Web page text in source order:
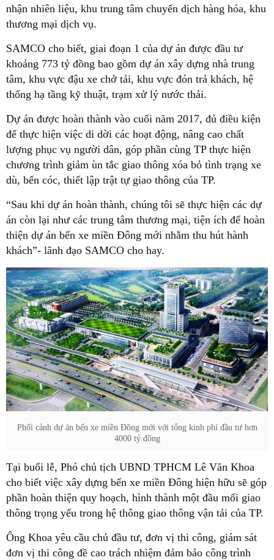
nhận nhiên liệu, khu trung tâm chuyển dịch hàng hóa, khu
thương mại dịch vụ.
SAMCO cho biết, giai đoạn 1 của dự án được đầu tư
khoảng 773 tỷ đồng bao gồm dự án xây dựng nhà trung
tâm, khu vực đậu xe chở tải, khu vực đón trả khách, hệ
thống hạ tầng kỹ thuật, trạm xử lý nước thải.
Dự án được hoàn thành vào cuối năm 2017, đủ điều kiện
để thực hiện việc di dời các hoạt động, nâng cao chất
lượng phục vụ người dân, góp phần cùng TP thực hiện
chương trình giảm ùn tắc giao thông xóa bỏ tình trạng xe
dù, bến cóc, thiết lập trật tự giao thông của TP.
“Sau khi dự án hoàn thành, chúng tôi sẽ thực hiện các dự
án còn lại như các trung tâm thương mại, tiện ích để hoàn
thiện dự án bến xe miền Đông mới nhằm thu hút hành
khách”- lãnh đạo SAMCO cho hay.
Phối cảnh dự án bến xe miền Đông mới với tổng kinh phí đầu tư hơn
4000 tỷ đồng
Tại buổi lễ, Phó chủ tịch UBND TPHCM Lê Văn Khoa
cho biết việc xây dựng bến xe miền Đông hiện hữu sẽ góp
phần hoàn thiện quy hoạch, hình thành một đầu mối giao
thông trọng yếu trong hệ thông giao thông vận tải của TP.
Ông Khoa yêu cầu chủ đầu tư, đơn vị thi công, giám sát
đơn vị thi công đề cao trách nhiệm đảm bảo công trình